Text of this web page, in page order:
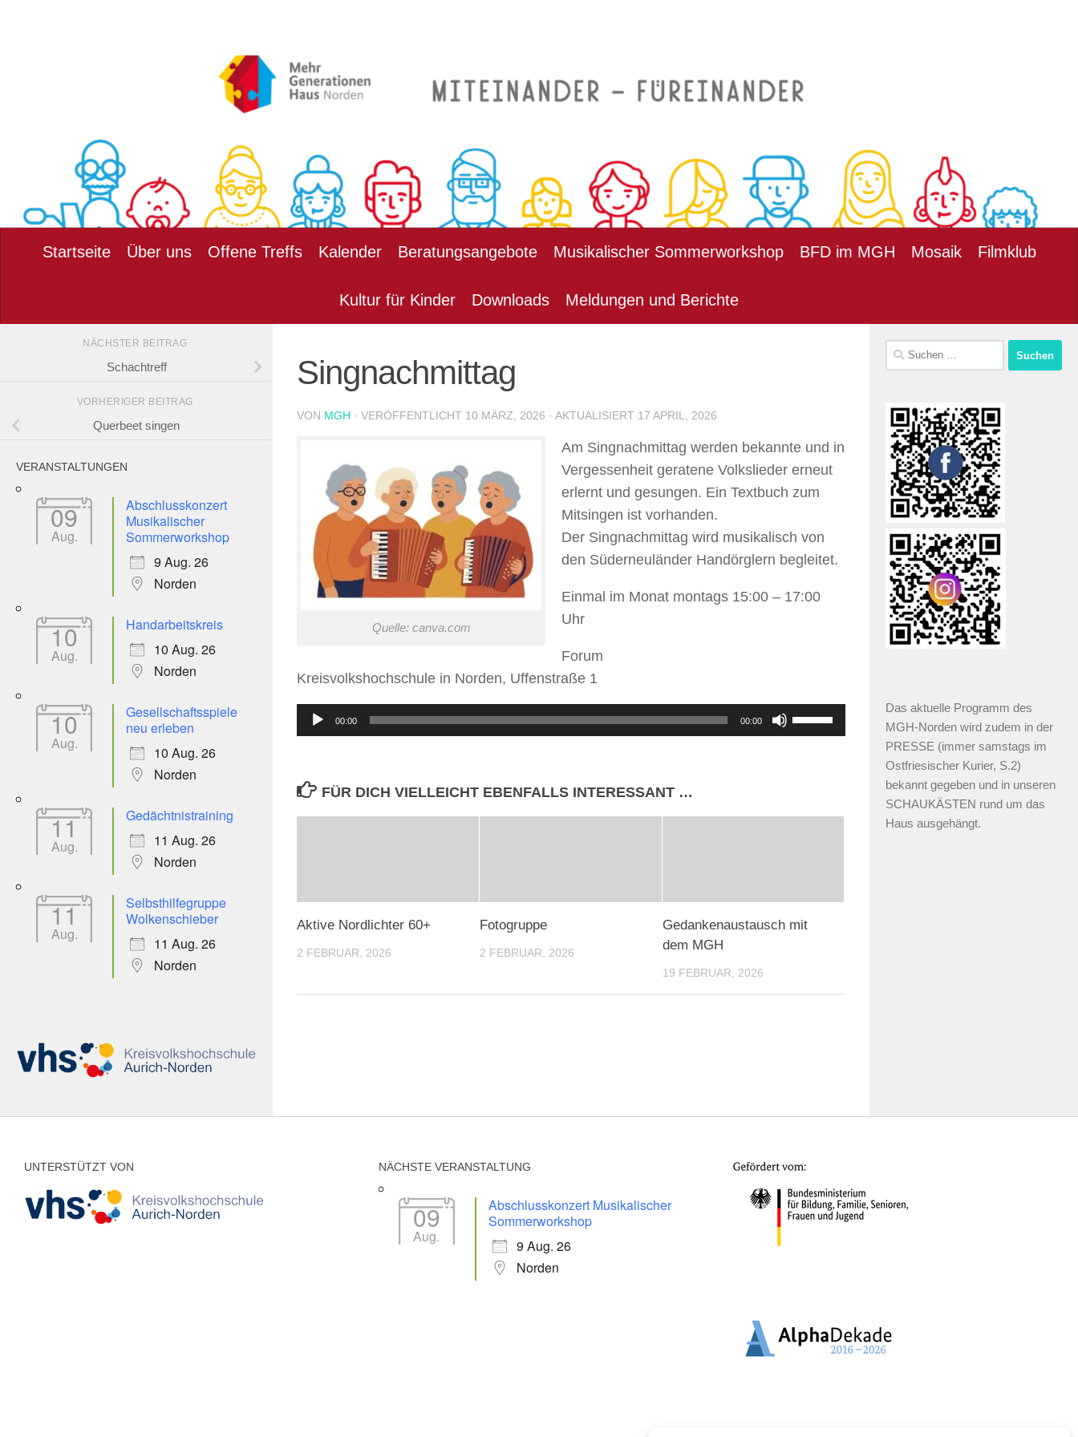
Startseite Über uns Offene Treffs Kalender Beratungsangebote Musikalischer Sommerworkshop BFD im MGH Mosaik Filmklub
Kultur für Kinder Downloads Meldungen und Berichte
Singnachmittag
VON MGH · VERÖFFENTLICHT 10 MÄRZ, 2026 · AKTUALISIERT 17 APRIL, 2026
Quelle: canva.com
Am Singnachmittag werden bekannte und in
Vergessenheit geratene Volkslieder erneut
erlernt und gesungen. Ein Textbuch zum
Mitsingen ist vorhanden.
Der Singnachmittag wird musikalisch von
den Süderneuländer Handörglern begleitet.
Einmal im Monat montags 15:00 – 17:00
Uhr
Forum
Kreisvolkshochschule in Norden, Uffenstraße 1
Audio-
Player
00:00 00:00
Pfeiltasten
Hoch/Runter
FÜR DICH VIELLEICHT EBENFALLS INTERESSANT …
Aktive Nordlichter 60+
2 FEBRUAR, 2026
Fotogruppe
2 FEBRUAR, 2026
Gedankenaustausch mit
dem MGH
19 FEBRUAR, 2026
NÄCHSTER BEITRAG
Schachtreff
VORHERIGER BEITRAG
Querbeet singen
VERANSTALTUNGEN
09
Aug.
Abschlusskonzert
Musikalischer
Sommerworkshop
9 Aug. 26
Norden
10
Aug.
Handarbeitskreis
10 Aug. 26
Norden
10
Aug.
Gesellschaftsspiele
neu erleben
10 Aug. 26
Norden
11
Aug.
Gedächtnistraining
11 Aug. 26
Norden
11
Aug.
Selbsthilfegruppe
Wolkenschieber
11 Aug. 26
Norden
Das aktuelle Programm des
MGH-Norden wird zudem in der
PRESSE (immer samstags im
Ostfriesischer Kurier, S.2)
bekannt gegeben und in unseren
SCHAUKÄSTEN rund um das
Haus ausgehängt.
UNTERSTÜTZT VON NÄCHSTE VERANSTALTUNG
09
Aug.
Abschlusskonzert Musikalischer
Sommerworkshop
9 Aug. 26
Norden